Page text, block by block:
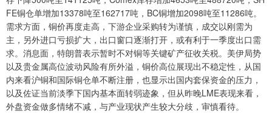
FE铜仓单增加13378吨至162717吨，BC铜增加2098吨至11286吨。
需求方面，铜价再度走高，下游企业采购转为谨慎，成交以刚需为
主，另外进口亏损扩大，出口窗口逐渐打开，或有利于一季度出口需
求。消息面，特朗普表示暂时不对铜等关键矿产征收关税。美伊局势
以及贵金属高位波动风险有所外溢，铜价高位展现出不稳定性，从国
内来看沪铜和国际铜仓单不断注册，也显示出国内套保资金的压力，
以及佐证当前淡季下国内基本面转弱迹象，但从昨晚LME表现来看，
外盘资金做多情绪不减，与产业现状产生较大分歧，审慎看待。